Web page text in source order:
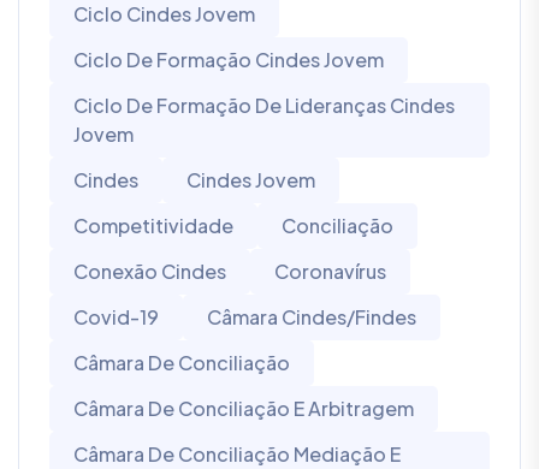
Ciclo Cindes Jovem
Ciclo De Formação Cindes Jovem
Ciclo De Formação De Lideranças Cindes
Jovem
Cindes
Cindes Jovem
Competitividade
Conciliação
Conexão Cindes
Coronavírus
Covid-19
Câmara Cindes/Findes
Câmara De Conciliação
Câmara De Conciliação E Arbitragem
Câmara De Conciliação Mediação E